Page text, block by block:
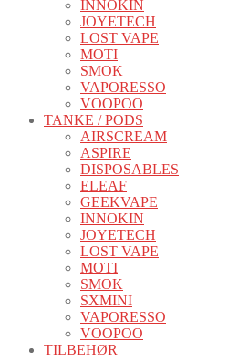
INNOKIN
JOYETECH
LOST VAPE
MOTI
SMOK
VAPORESSO
VOOPOO
TANKE / PODS
AIRSCREAM
ASPIRE
DISPOSABLES
ELEAF
GEEKVAPE
INNOKIN
JOYETECH
LOST VAPE
MOTI
SMOK
SXMINI
VAPORESSO
VOOPOO
TILBEHØR